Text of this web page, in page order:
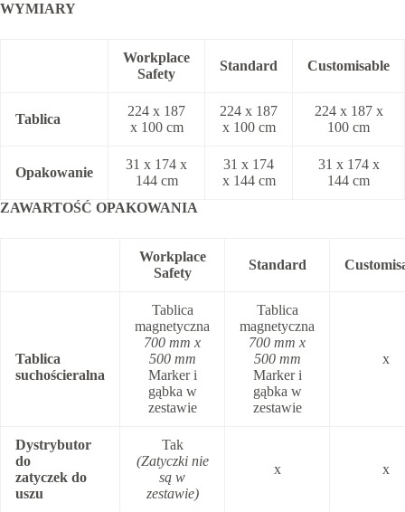
WYMIARY
Workplace
Safety
Standard Customisable
Tablica
224 x 187
x 100 cm
224 x 187
x 100 cm
224 x 187 x
100 cm
Opakowanie
31 x 174 x
144 cm
31 x 174
x 144 cm
31 x 174 x
144 cm
ZAWARTOŚĆ OPAKOWANIA
Workplace
Safety
Standard
Tablica
suchościeralna
Tablica
magnetyczna
700 mm x
500 mm
Marker i
gąbka w
zestawie
Tablica
magnetyczna
700 mm x
500 mm
Marker i
gąbka w
zestawie
x
Dystrybutor
do
zatyczek do
uszu
Tak
(Zatyczki nie
są w
zestawie)
x x